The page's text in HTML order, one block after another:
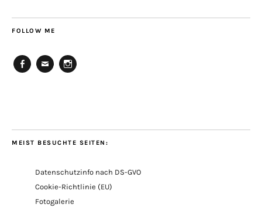
FOLLOW ME
MEIST BESUCHTE SEITEN:
Datenschutzinfo nach DS-GVO
Cookie-Richtlinie (EU)
Fotogalerie